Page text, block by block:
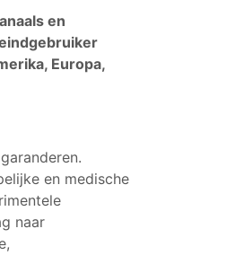
en
Europa,
en medische
naar